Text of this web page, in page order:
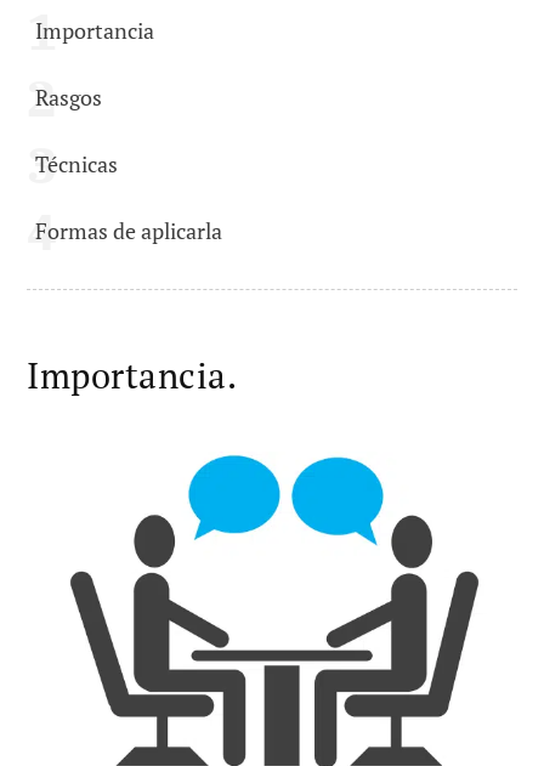
Importancia
Rasgos
Técnicas
Formas de aplicarla
Importancia.